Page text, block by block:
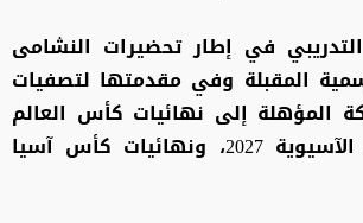
في إطار تحضيرات النشامى
المقبلة وفي مقدمتها لتصفيات
المؤهلة إلى نهائيات كأس العالم
2026، والنهائيات الآسيوية 2027، ونهائيات كأس آسيا